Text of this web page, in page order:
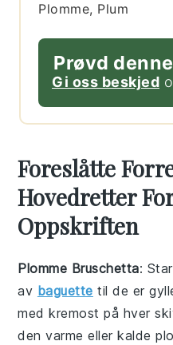
Plomme, Plum
Prøvd
Gi oss beskjed
Foreslåtte
Hovedretter
Oppskriften
Plomme Bruschetta:
av baguette til de er
med kremost på hver
den varme eller kalde